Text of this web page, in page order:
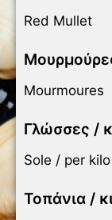
Red Mullet
Mourmoures
Γλώσσες /
Sole / per kilo
Τοπάνια /